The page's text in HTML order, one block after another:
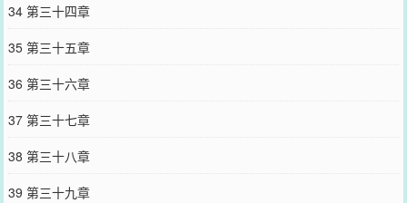
34 第三十四章
35 第三十五章
36 第三十六章
37 第三十七章
38 第三十八章
39 第三十九章